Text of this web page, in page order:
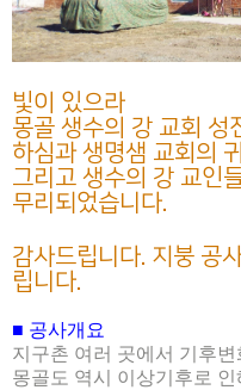
빛이 있으라
몽골 생수의 강 교회 성
하심과 생명샘 교회의
그리고 생수의 강 교인
무리되었습니다.
감사드립니다. 지붕 공
립니다.
■ 공사개요
지구촌 여러 곳에서 기후
몽골도 역시 이상기후로